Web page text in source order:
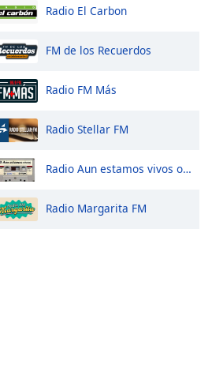
Radio El Carbon
FM de los Recuerdos
Radio FM Más
Radio Stellar FM
Radio Aun estamos vivos online
Radio Margarita FM